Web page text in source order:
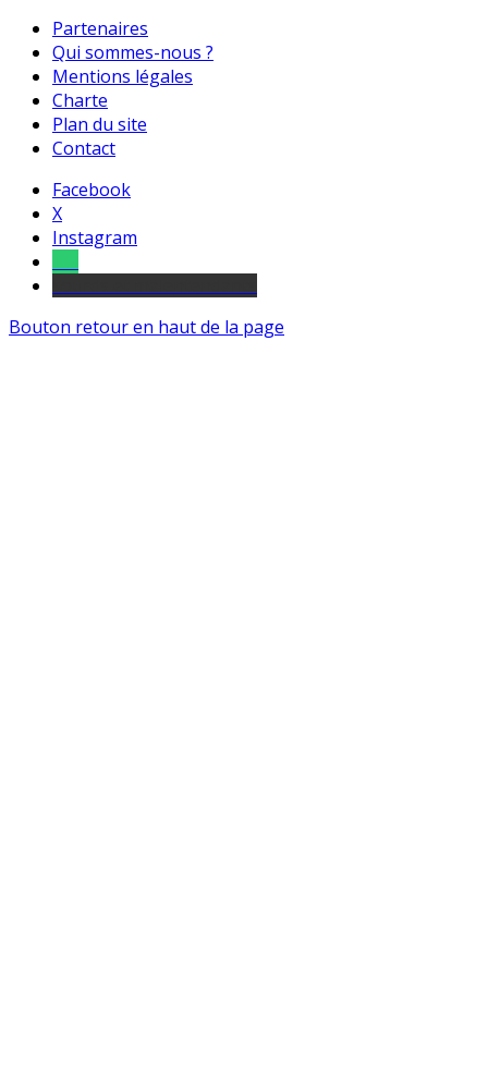
Partenaires
Qui sommes-nous ?
Mentions légales
Charte
Plan du site
Contact
Facebook
X
Instagram
Bouton retour en haut de la page